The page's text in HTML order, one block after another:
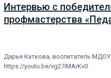
Интервью с
профмастерства
Дарья Каткова, воспитатель
https://youtu.be/vg27iMArKv0